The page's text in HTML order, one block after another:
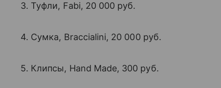
3. Туфли, Fabi, 20 000 руб.
4. Сумка, Braccialini, 20 000 руб.
5. Клипсы, Hand Made, 300 руб.